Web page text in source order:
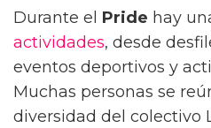
Durante el Pride hay
actividades, desde
eventos deportivos y
Muchas personas se
diversidad del colectivo